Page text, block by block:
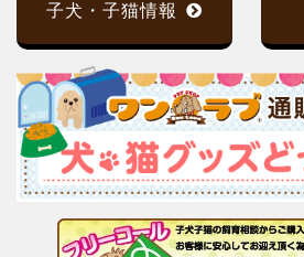
子犬・子猫情報